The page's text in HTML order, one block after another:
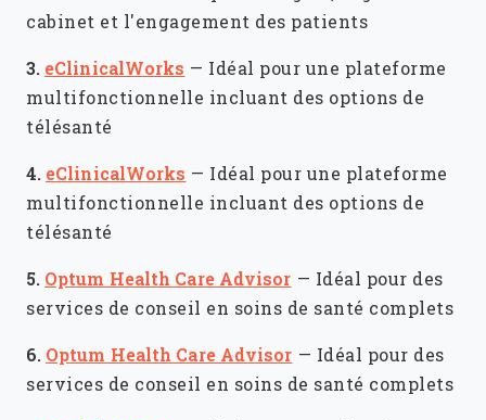
cabinet et l'engagement des patients
3. eClinicalWorks — Idéal pour une plateforme
multifonctionnelle incluant des options de
télésanté
4. eClinicalWorks — Idéal pour une plateforme
multifonctionnelle incluant des options de
télésanté
5. Optum Health Care Advisor — Idéal pour des
services de conseil en soins de santé complets
6. Optum Health Care Advisor — Idéal pour des
services de conseil en soins de santé complets